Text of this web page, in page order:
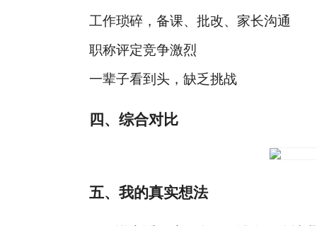
工作琐碎，备课、批改、家长沟通
职称评定竞争激烈
一辈子看到头，缺乏挑战
四、综合对比
五、我的真实想法